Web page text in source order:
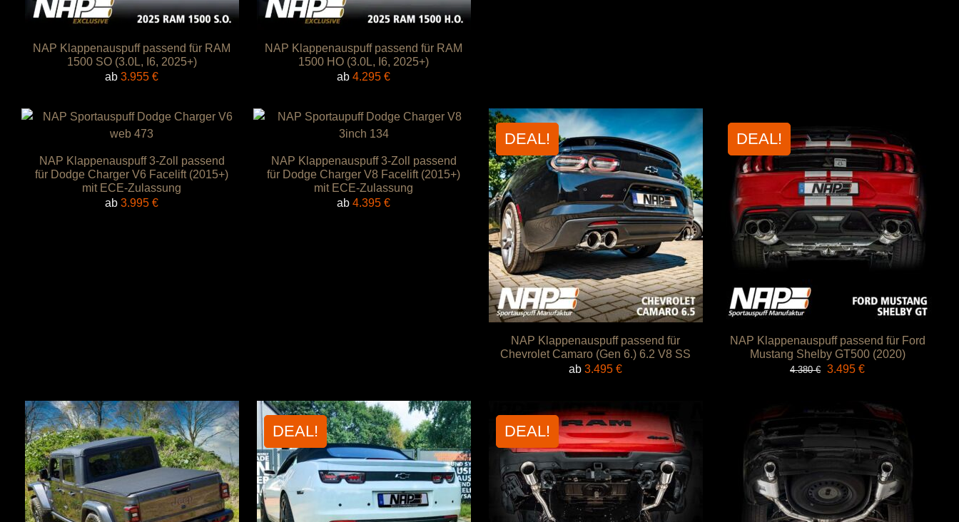
NAP Klappenauspuff passend für RAM
1500 SO (3.0L, I6, 2025+)
ab 3.955 €
NAP Klappenauspuff passend für RAM
1500 HO (3.0L, I6, 2025+)
ab 4.295 €
NAP Klappenauspuff 3-Zoll passend
für Dodge Charger V6 Facelift (2015+)
mit ECE-Zulassung
ab 3.995 €
NAP Klappenauspuff 3-Zoll passend
für Dodge Charger V8 Facelift (2015+)
mit ECE-Zulassung
ab 4.395 €
DEAL!
NAP Klappenauspuff passend für
Chevrolet Camaro (Gen 6.) 6.2 V8 SS
ab 3.495 €
DEAL!
NAP Klappenauspuff passend für Ford
Mustang Shelby GT500 (2020)
4.380€ Ursprünglicher
3.495 €Aktueller
ist:
3.495 €.
DEAL! DEAL!